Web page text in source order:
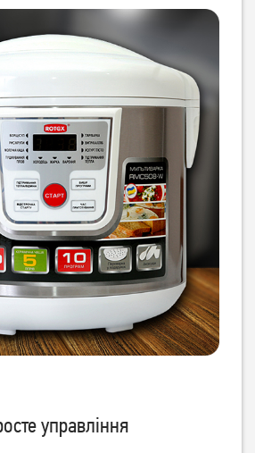
Мультиварка-скороварка
Rotex REPC58-G
3 029грн
управління